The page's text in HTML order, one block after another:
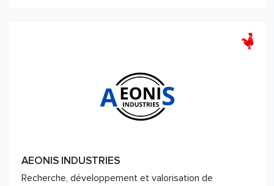
AEONIS INDUSTRIES
Recherche, développement et valorisation de